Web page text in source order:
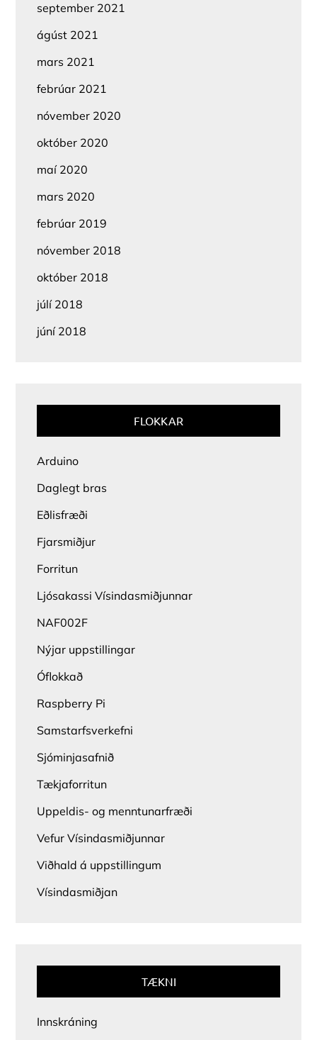
september 2021
ágúst 2021
mars 2021
febrúar 2021
nóvember 2020
október 2020
maí 2020
mars 2020
febrúar 2019
nóvember 2018
október 2018
júlí 2018
júní 2018
FLOKKAR
Arduino
Daglegt bras
Eðlisfræði
Fjarsmiðjur
Forritun
Ljósakassi Vísindasmiðjunnar
NAF002F
Nýjar uppstillingar
Óflokkað
Raspberry Pi
Samstarfsverkefni
Sjóminjasafnið
Tækjaforritun
Uppeldis- og menntunarfræði
Vefur Vísindasmiðjunnar
Viðhald á uppstillingum
Vísindasmiðjan
TÆKNI
Innskráning